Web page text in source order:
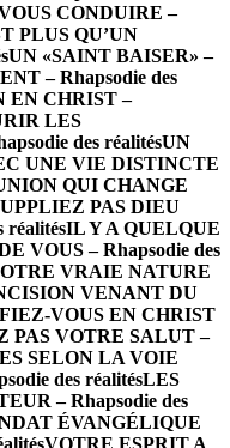
CONDUIRE –
PLUS QU’UN
UN «SAINT BAISER» –
– Rhapsodie des
EN CHRIST –
LES
des réalitésUN
UNE VIE DISTINCTE
QUI CHANGE
PAS DIEU
réalitésIL Y A QUELQUE
VOUS – Rhapsodie des
VRAIE NATURE
VENANT DU
VOUS EN CHRIST
PAS VOTRE SALUT –
SELON LA VOIE
des réalitésLES
– Rhapsodie des
ÉVANGÉLIQUE
VOTRE ESPRIT A